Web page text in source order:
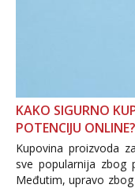
KAKO SIGURNO
POTENCIJU ONLINE?
Kupovina proizvoda
sve popularnija zbog
Međutim, upravo